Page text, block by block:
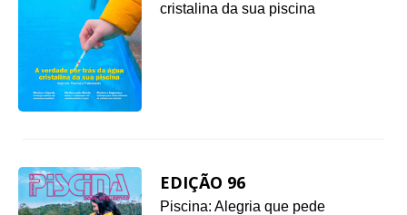
cristalina da sua piscina
EDIÇÃO 96
Piscina: Alegria que pede